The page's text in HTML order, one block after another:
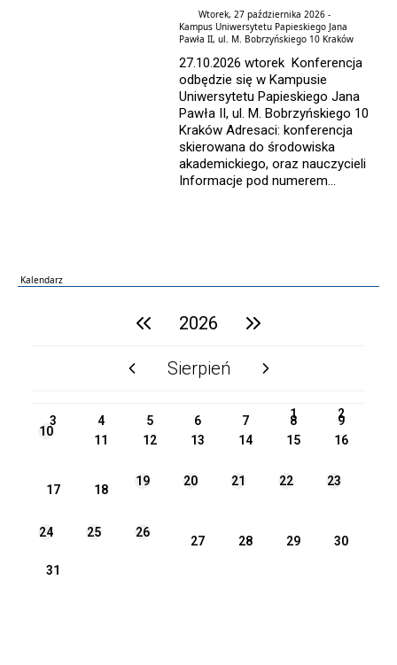
Wtorek, 27 października 2026 -
Kampus Uniwersytetu Papieskiego Jana
Pawła II, ul. M. Bobrzyńskiego 10 Kraków
27.10.2026 wtorek Konferencja
odbędzie się w Kampusie
Uniwersytetu Papieskiego Jana
Pawła II, ul. M. Bobrzyńskiego 10
Kraków Adresaci: konferencja
skierowana do środowiska
akademickiego, oraz nauczycieli
Informacje pod numerem...
Kalendarz
poprzedni rok2026 następny rok
poprzedni miesiącSierpień następny miesiąc
1 2
3 4 5 6 7 8 9
10
11 12 13 14 15 16
17 18
19 20 21 22 23
24 25 26
27 28 29 30
31